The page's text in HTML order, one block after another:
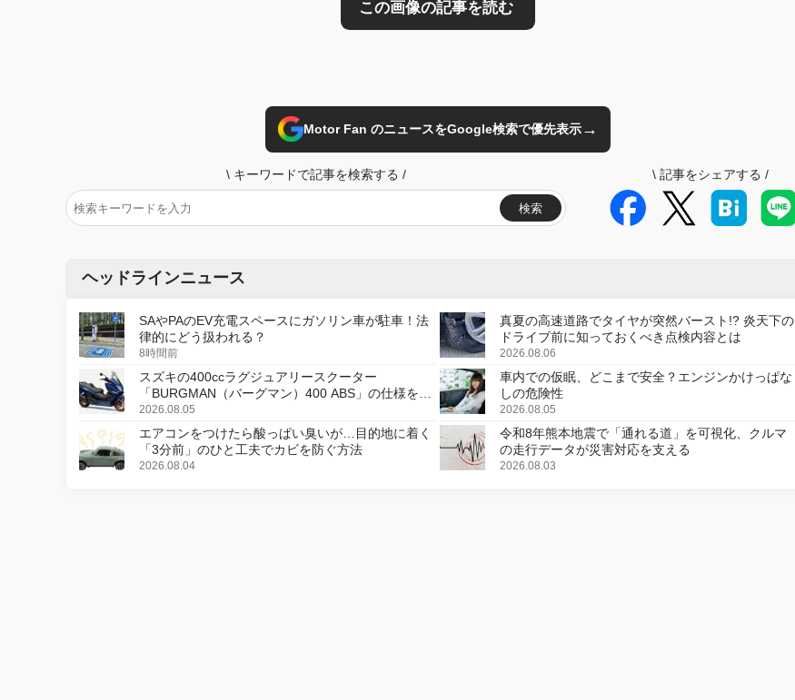
Motor Fan のニュースをGoogle検索で優先表示→
\ キーワードで記事を検索する /
検索
\ 記事をシェアする /
ヘッドラインニュース
SAやPAのEV充電スペースにガソリン車が駐車！法
律的にどう扱われる？
8時間前
真夏の高速道路でタイヤが突然バースト!? 炎天下の
ドライブ前に知っておくべき点検内容とは
2026.08.06
スズキの400ccラグジュアリースクーター
「BURGMAN（バーグマン）400 ABS」の仕様を変
更し、8月18日に発売
2026.08.05
車内での仮眠、どこまで安全？エンジンかけっぱな
しの危険性
2026.08.05
エアコンをつけたら酸っぱい臭いが…目的地に着く
「3分前」のひと工夫でカビを防ぐ方法
2026.08.04
令和8年熊本地震で「通れる道」を可視化、クルマ
の走行データが災害対応を支える
2026.08.03